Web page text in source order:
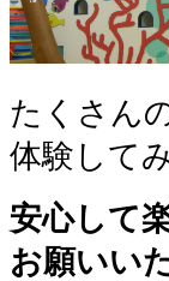
たくさん
体験して
安心して
お願いい